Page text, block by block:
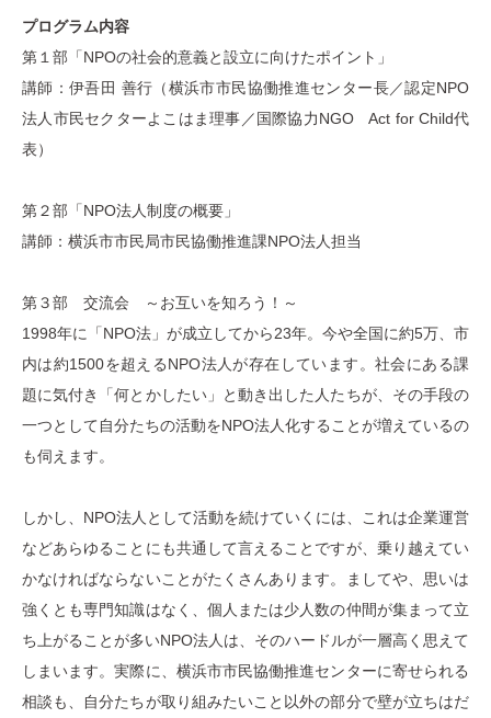
プログラム内容
第１部「NPOの社会的意義と設立に向けたポイント」
講師：伊吾田 善行（横浜市市民協働推進センター長／認定NPO
法人市民セクターよこはま理事／国際協力NGO Act for Child代
表）
第２部「NPO法人制度の概要」
講師：横浜市市民局市民協働推進課NPO法人担当
第３部 交流会 ～お互いを知ろう！～
1998年に「NPO法」が成立してから23年。今や全国に約5万、市
内は約1500を超えるNPO法人が存在しています。社会にある課
題に気付き「何とかしたい」と動き出した人たちが、その手段の
一つとして自分たちの活動をNPO法人化することが増えているの
も伺えます。
しかし、NPO法人として活動を続けていくには、これは企業運営
などあらゆることにも共通して言えることですが、乗り越えてい
かなければならないことがたくさんあります。ましてや、思いは
強くとも専門知識はなく、個人または少人数の仲間が集まって立
ち上がることが多いNPO法人は、そのハードルが一層高く思えて
しまいます。実際に、横浜市市民協働推進センターに寄せられる
相談も、自分たちが取り組みたいこと以外の部分で壁が立ちはだ